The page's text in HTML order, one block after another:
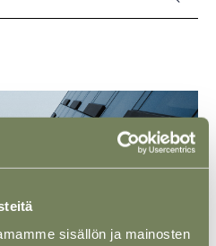
sisällön ja mainosten